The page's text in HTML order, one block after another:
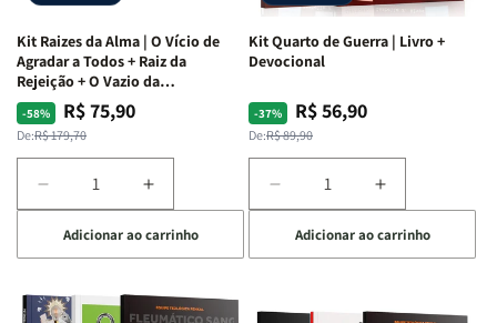
Kit Raizes da Alma | O Vício de
Agradar a Todos + Raiz da
Rejeição + O Vazio da
Insatisfação.
-58%
Preço
normal
De:R$ 179,70
Preço
promocional
R$ 75,90
Diminuir
a
quantidade
de
Raizes
Aumentar
a
quantidade
de
Raizes
Adicionar ao carrinho
Kit Quarto de Guerra | Livro +
Devocional
-37%
Preço
normal
De:R$ 89,90
Preço
promocional
R$ 56,90
Diminuir
a
quantidade
de
Quarto
Aumentar
a
quantidade
de
Quarto
Adicionar ao carrinho